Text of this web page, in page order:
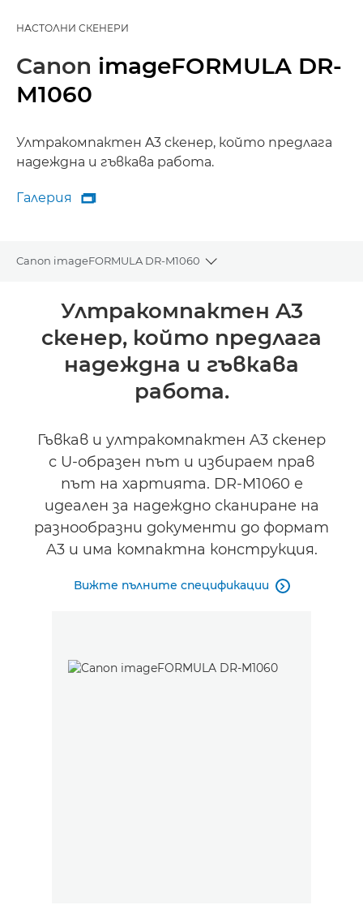
НАСТОЛНИ СКЕНЕРИ
Canon imageFORMULA DR-
M1060
Ултракомпактен A3 скенер, който предлага
надеждна и гъвкава работа.
Галерия
Галерия

Canon imageFORMULA DR-M1060
Toggle breadcrumbs
Преглед
Спецификации
Ултракомпактен A3
скенер, който предлага
надеждна и гъвкава
работа.
Гъвкав и ултракомпактен A3 скенер
с U-образен път и избираем прав
път на хартията. DR-M1060 е
идеален за надеждно сканиране на
разнообразни документи до формат
A3 и има компактна конструкция.
Вижте пълните спецификации 